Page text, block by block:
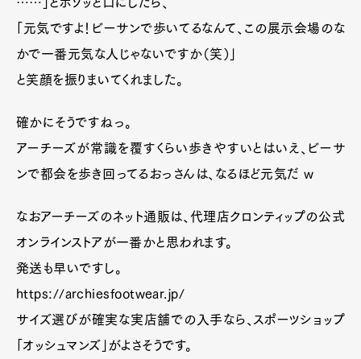
「元気ですよ！ビーサンで歩いてるなんて、この展示会場のな
かで一番元気な人じゃないですか（笑）」
と笑顔を振りまいてくれました。
確かにそうですねっ。
アーチーズが常識を覆すくらい歩きやすいとはいえ、ビーサ
ンで都会を歩き回ってるおっさんは、なるほど元気だ w
なおアーチーズのネット通販は、代理店クロンティップの公式
オンラインストアが一番かと思われます。
発送も早いですし。
https://archiesfootwear.jp/
サイズ選びが確実な実店舗での入手なら、スポーツショップ
「オッシュマンズ」がよさそうです。